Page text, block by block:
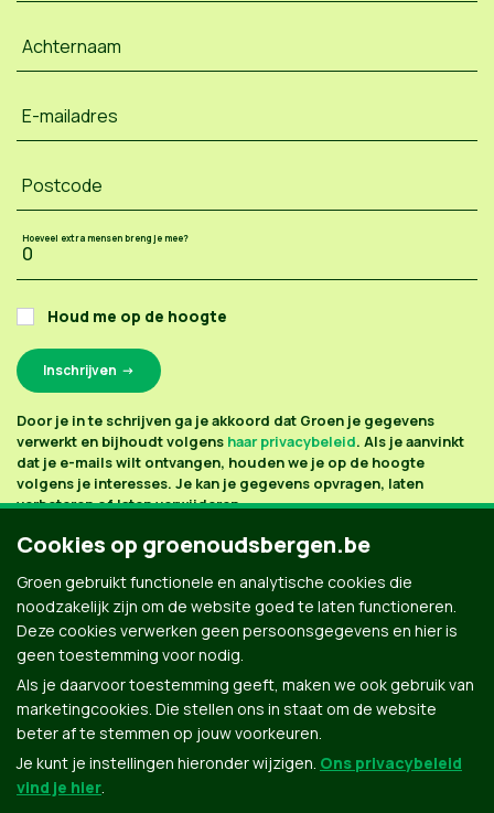
Achternaam
E-mailadres
Postcode
Hoeveel extra mensen breng je mee?
Houd me op de hoogte
Door je in te schrijven ga je akkoord dat Groen je gegevens
verwerkt en bijhoudt volgens haar privacybeleid. Als je aanvinkt
dat je e-mails wilt ontvangen, houden we je op de hoogte
volgens je interesses. Je kan je gegevens opvragen, laten
verbeteren of laten verwijderen.
Cookies op groenoudsbergen.be
Groen gebruikt functionele en analytische cookies die
noodzakelijk zijn om de website goed te laten functioneren.
Deze cookies verwerken geen persoonsgegevens en hier is
geen toestemming voor nodig.
Als je daarvoor toestemming geeft, maken we ook gebruik van
marketingcookies. Die stellen ons in staat om de website
beter af te stemmen op jouw voorkeuren.
Je kunt je instellingen hieronder wijzigen. Ons privacybeleid
vind je hier.